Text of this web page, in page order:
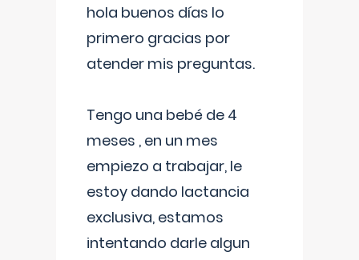
hola buenos días lo
primero gracias por
atender mis preguntas.
Tengo una bebé de 4
meses , en un mes
empiezo a trabajar, le
estoy dando lactancia
exclusiva, estamos
intentando darle algun